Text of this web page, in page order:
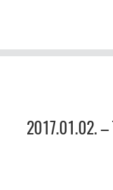
2017.01.02. –